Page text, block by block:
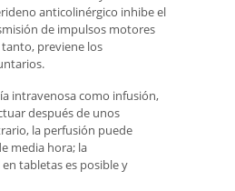
anticolinérgico inhibe el
de impulsos motores
previene los
intravenosa como infusión,
después de unos
la perfusión puede
media hora; la
tabletas es posible y